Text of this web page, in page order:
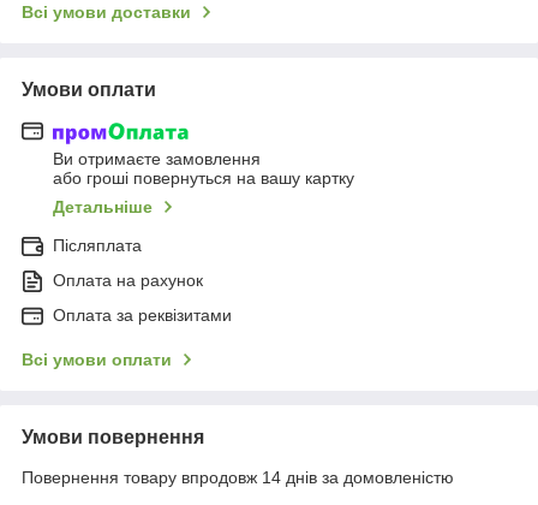
Всі умови доставки
Умови оплати
Ви отримаєте замовлення
або гроші повернуться на вашу картку
Детальніше
Післяплата
Оплата на рахунок
Оплата за реквізитами
Всі умови оплати
Умови повернення
Повернення товару впродовж 14 днів за домовленістю